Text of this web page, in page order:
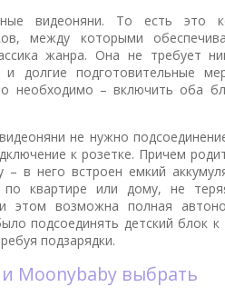
видеоняни. То есть это
между которыми
жанра. Она не требует
долгие подготовительные
необходимо – включить оба
не нужно
к розетке. Причем
– в него встроен емкий
квартире или дому, не
этом возможна полная
подсоединять детский блок
подзарядки.
Moonybaby выбрать